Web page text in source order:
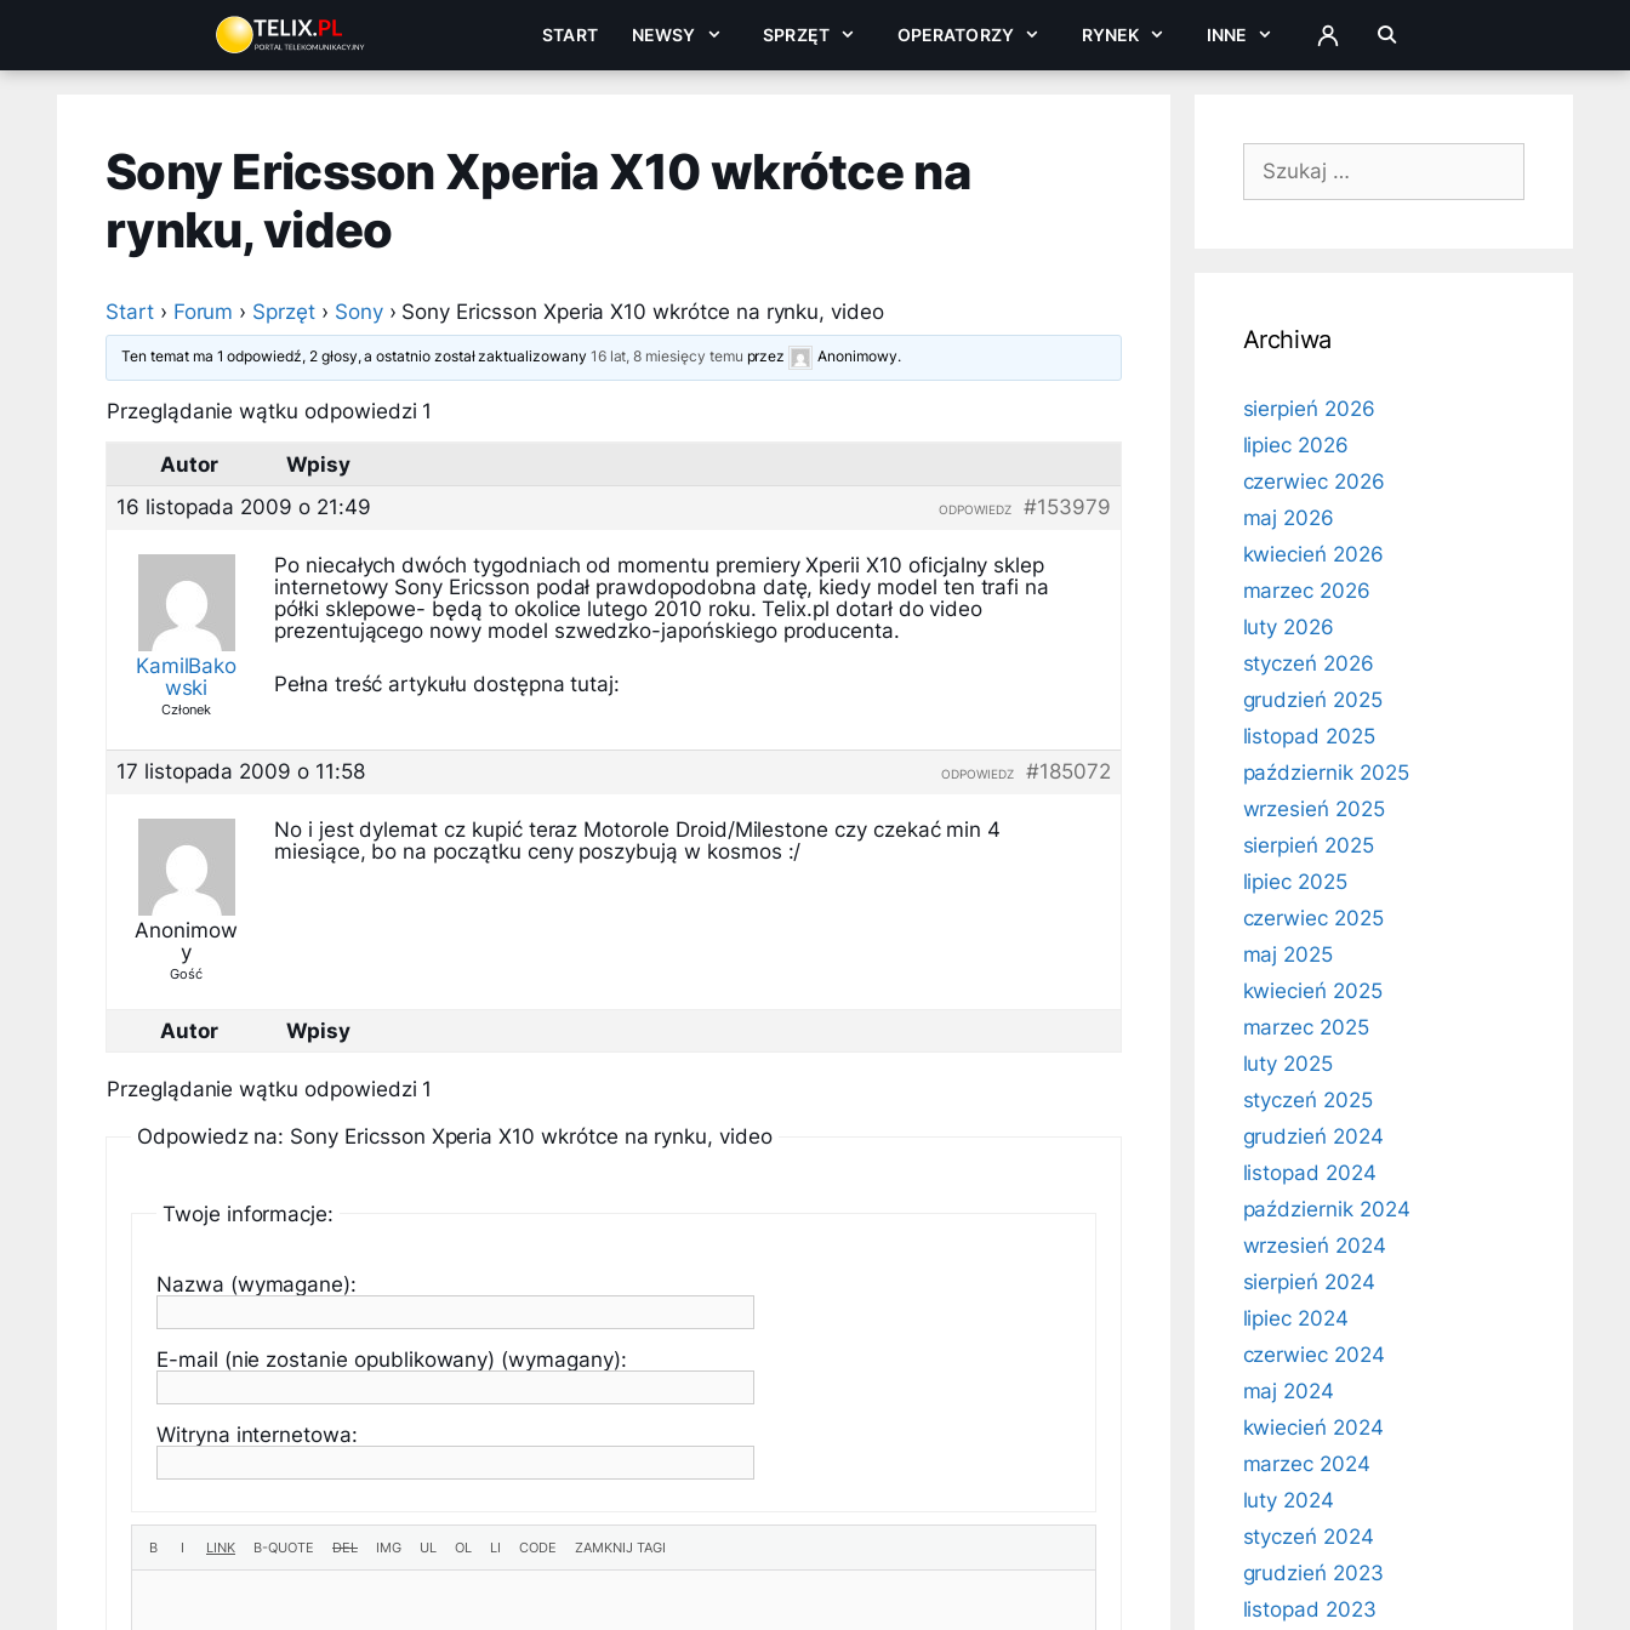
treści
START NEWSY SPRZĘT OPERATORZY RYNEK INNE ZALOGUJ
Sony Ericsson Xperia X10 wkrótce na
rynku, video
Start › Forum › Sprzęt › Sony › Sony Ericsson Xperia X10 wkrótce na rynku, video
Ten temat ma 1 odpowiedź, 2 głosy, a ostatnio został zaktualizowany 16 lat, 8 miesięcy temu przez Anonimowy.
Przeglądanie wątku odpowiedzi 1
Autor
Wpisy
16 listopada 2009 o 21:49
#153979
ODPOWIEDZ
KamilBako
wski
Członek
Po niecałych dwóch tygodniach od momentu premiery Xperii X10 oficjalny sklep
internetowy Sony Ericsson podał prawdopodobna datę, kiedy model ten trafi na
półki sklepowe- będą to okolice lutego 2010 roku. Telix.pl dotarł do video
prezentującego nowy model szwedzko-japońskiego producenta.
Pełna treść artykułu dostępna tutaj:
17 listopada 2009 o 11:58 #185072
ODPOWIEDZ
Anonimow
y
Gość
No i jest dylemat cz kupić teraz Motorole Droid/Milestone czy czekać min 4
miesiące, bo na początku ceny poszybują w kosmos :/
Autor Wpisy
Przeglądanie wątku odpowiedzi 1
Odpowiedz na: Sony Ericsson Xperia X10 wkrótce na rynku, video
Twoje informacje:
Nazwa (wymagane):
E-mail (nie zostanie opublikowany) (wymagany):
Witryna internetowa:
Szukaj:
Archiwa
sierpień 2026
lipiec 2026
czerwiec 2026
maj 2026
kwiecień 2026
marzec 2026
luty 2026
styczeń 2026
grudzień 2025
listopad 2025
październik 2025
wrzesień 2025
sierpień 2025
lipiec 2025
czerwiec 2025
maj 2025
kwiecień 2025
marzec 2025
luty 2025
styczeń 2025
grudzień 2024
listopad 2024
październik 2024
wrzesień 2024
sierpień 2024
lipiec 2024
czerwiec 2024
maj 2024
kwiecień 2024
marzec 2024
luty 2024
styczeń 2024
grudzień 2023
listopad 2023